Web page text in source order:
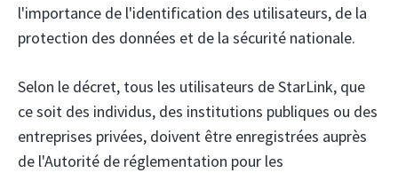
l'importance de l'identification des utilisateurs, de la
protection des données et de la sécurité nationale.
Selon le décret, tous les utilisateurs de StarLink, que
ce soit des individus, des institutions publiques ou des
entreprises privées, doivent être enregistrées auprès
de l'Autorité de réglementation pour les